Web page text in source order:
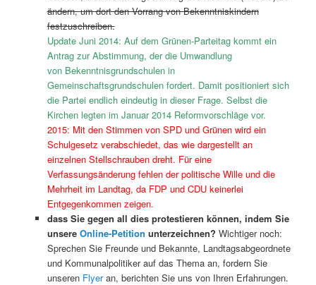
ändern, um dort den Vorrang von Bekenntniskindern
festzuschreiben.
Update Juni 2014: Auf dem Grünen-Parteitag kommt ein
Antrag zur Abstimmung, der die Umwandlung
von Bekenntnisgrundschulen in
Gemeinschaftsgrundschulen fordert. Damit positioniert sich
die Partei endlich eindeutig in dieser Frage. Selbst die
Kirchen legten im Januar 2014 Reformvorschlägevor.
2015: Mit den Stimmen von SPD und Grünen wird ein
Schulgesetz verabschiedet, das wie dargestellt an
einzelnen Stellschrauben dreht. Für eine
Verfassungsänderung fehlen der politische Wille und die
Mehrheit im Landtag, da FDP und CDU keinerlei
Entgegenkommen zeigen.
dass Sie gegen all dies protestieren können, indem Sie
unsere Online-Petition unterzeichnen? Wichtiger noch:
Sprechen Sie Freunde und Bekannte, Landtagsabgeordnete
und Kommunalpolitiker auf das Thema an, fordern Sie
unseren Flyeran, berichten Sie uns von Ihren Erfahrungen.